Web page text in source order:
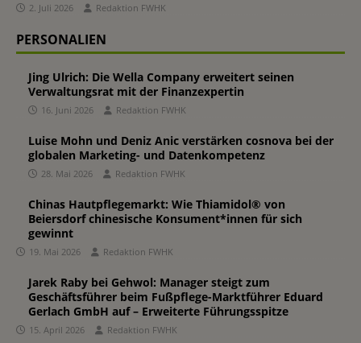
2. Juli 2026 Redaktion FWHK
PERSONALIEN
Jing Ulrich: Die Wella Company erweitert seinen
Verwaltungsrat mit der Finanzexpertin
16. Juni 2026 Redaktion FWHK
Luise Mohn und Deniz Anic verstärken cosnova bei der
globalen Marketing- und Datenkompetenz
28. Mai 2026 Redaktion FWHK
Chinas Hautpflegemarkt: Wie Thiamidol® von
Beiersdorf chinesische Konsument*innen für sich
gewinnt
19. Mai 2026 Redaktion FWHK
Jarek Raby bei Gehwol: Manager steigt zum
Geschäftsführer beim Fußpflege-Marktführer Eduard
Gerlach GmbH auf – Erweiterte Führungsspitze
15. April 2026 Redaktion FWHK